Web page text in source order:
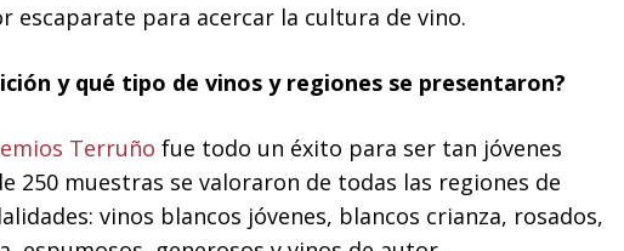
escaparate para acercar la cultura de vino.
y qué tipo de vinos y regiones se presentaron?
Terruño fue todo un éxito para ser tan jóvenes
250 muestras se valoraron de todas las regiones de
vinos blancos jóvenes, blancos crianza, rosados,